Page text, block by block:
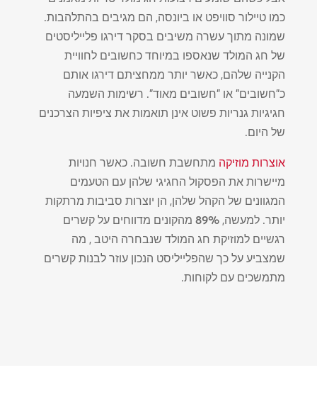
כמו טיילור סוויפט או ביונסה, הם מגיבים בהתלהבות.
שמונה מתוך עשרה משיבים בסקר דירגו פלייליסטים
של חג המולד שנאספו במיוחד כחשובים לחוויית
הקנייה שלהם, כאשר יותר ממחציתם דירגו אותם
כ"חשובים" או "חשובים מאוד". רשימות השמעה
חגיגיות גנריות פשוט אינן תואמות את ציפיות הצרכנים
של היום.
אוצרות מוזיקה מתחשבת חשובה. כאשר חנויות
מיישרות את הפסקול החגיגי שלהן עם הטעמים
המגוונים של הקהל שלהן, הן יוצרות סביבות מרתקות
יותר. למעשה,
89% מהקונים מדווחים על קשרים
רגשיים למוזיקת ​​חג המולד שנבחרה היטב , מה
שמצביע על כך שהפלייליסט הנכון עוזר לבנות קשרים
מתמשכים עם לקוחות.